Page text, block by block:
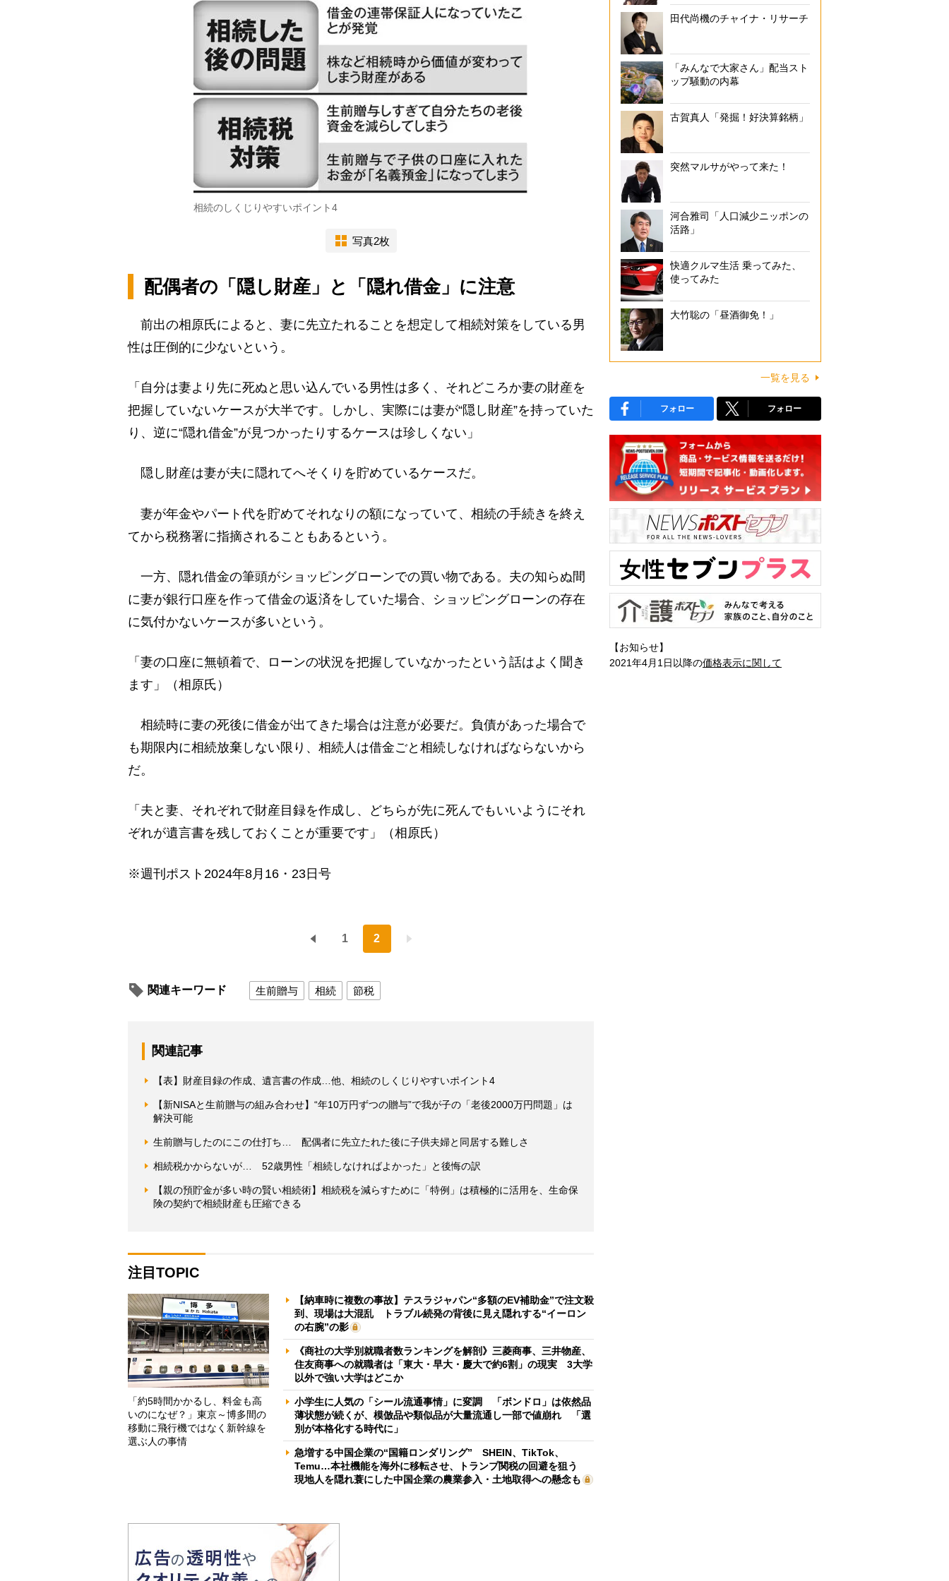
相続のしくじりやすいポイント4
写真2枚
配偶者の「隠し財産」と「隠れ借金」に注意
前出の相原氏によると、妻に先立たれることを想定して相続対策をしている男
性は圧倒的に少ないという。
「自分は妻より先に死ぬと思い込んでいる男性は多く、それどころか妻の財産を
把握していないケースが大半です。しかし、実際には妻が“隠し財産”を持っていた
り、逆に“隠れ借金”が見つかったりするケースは珍しくない」
隠し財産は妻が夫に隠れてへそくりを貯めているケースだ。
妻が年金やパート代を貯めてそれなりの額になっていて、相続の手続きを終え
てから税務署に指摘されることもあるという。
一方、隠れ借金の筆頭がショッピングローンでの買い物である。夫の知らぬ間
に妻が銀行口座を作って借金の返済をしていた場合、ショッピングローンの存在
に気付かないケースが多いという。
「妻の口座に無頓着で、ローンの状況を把握していなかったという話はよく聞き
ます」（相原氏）
相続時に妻の死後に借金が出てきた場合は注意が必要だ。負債があった場合で
も期限内に相続放棄しない限り、相続人は借金ごと相続しなければならないから
だ。
「夫と妻、それぞれで財産目録を作成し、どちらが先に死んでもいいようにそれ
ぞれが遺言書を残しておくことが重要です」（相原氏）
※週刊ポスト2024年8月16・23日号
1 2
関連キーワード 生前贈与 相続 節税
関連記事
【表】財産目録の作成、遺言書の作成…他、相続のしくじりやすいポイント4
【新NISAと生前贈与の組み合わせ】“年10万円ずつの贈与”で我が子の「老後2000万円問題」は
解決可能
生前贈与したのにこの仕打ち… 配偶者に先立たれた後に子供夫婦と同居する難しさ
相続税かからないが… 52歳男性「相続しなければよかった」と後悔の訳
【親の預貯金が多い時の賢い相続術】相続税を減らすために「特例」は積極的に活用を、生命保
険の契約で相続財産も圧縮できる
注目TOPIC
「約5時間かかるし、料金も高
いのになぜ？」東京～博多間の
移動に飛行機ではなく新幹線を
選ぶ人の事情
【納車時に複数の事故】テスラジャパン“多額のEV補助金”で注文殺
到、現場は大混乱 トラブル続発の背後に見え隠れする“イーロン
の右腕”の影
《商社の大学別就職者数ランキングを解剖》三菱商事、三井物産、
住友商事への就職者は「東大・早大・慶大で約6割」の現実 3大学
以外で強い大学はどこか
小学生に人気の「シール流通事情」に変調 「ボンドロ」は依然品
薄状態が続くが、模倣品や類似品が大量流通し一部で値崩れ 「選
別が本格化する時代に」
急増する中国企業の“国籍ロンダリング” SHEIN、TikTok、
Temu…本社機能を海外に移転させ、トランプ関税の回避を狙う
現地人を隠れ蓑にした中国企業の農業参入・土地取得への懸念も
田代尚機のチャイナ・リサーチ
「みんなで大家さん」配当スト
ップ騒動の内幕
古賀真人「発掘！好決算銘柄」
突然マルサがやって来た！
河合雅司「人口減少ニッポンの
活路」
快適クルマ生活 乗ってみた、
使ってみた
大竹聡の「昼酒御免！」
一覧を見る
フォロー フォロー
【お知らせ】
2021年4月1日以降の価格表示に関して